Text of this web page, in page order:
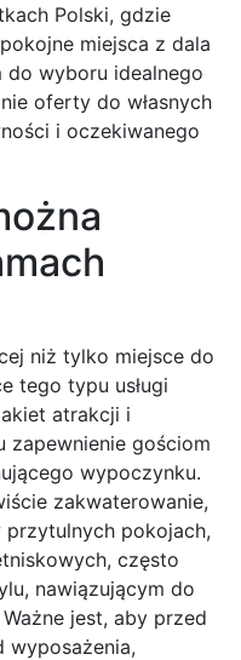
Polski, gdzie
miejsca z dala
do wyboru idealnego
oferty do własnych
i oczekiwanego
niż tylko miejsce do
tego typu usługi
atrakcji i
zapewnienie gościom
wypoczynku.
zakwaterowanie,
pokojach,
często
nawiązującym do
jest, aby przed
wyposażenia,